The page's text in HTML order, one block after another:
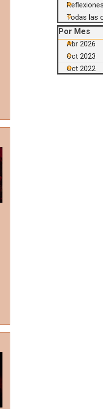
Reflexiones
Todas las
Saltar el
Por Mes
Abr 2026
Oct 2023
Oct 2022